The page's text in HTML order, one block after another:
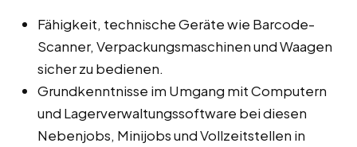
Fähigkeit, technische Geräte wie Barcode-
Scanner, Verpackungsmaschinen und Waagen
sicher zu bedienen.
Grundkenntnisse im Umgang mit Computern
und Lagerverwaltungssoftware bei diesen
Nebenjobs, Minijobs und Vollzeitstellen in